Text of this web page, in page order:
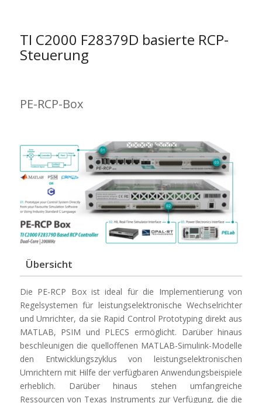
TI C2000 F28379D basierte RCP-
Steuerung
PE-RCP-Box
Übersicht
Die PE-RCP Box ist ideal für die Implementierung von
Regelsystemen für leistungselektronische Wechselrichter
und Umrichter, da sie Rapid Control Prototyping direkt aus
MATLAB, PSIM und PLECS ermöglicht. Darüber hinaus
beschleunigen die quelloffenen MATLAB-Simulink-Modelle
den Entwicklungszyklus von leistungselektronischen
Umrichtern mit Hilfe der verfügbaren Anwendungsbeispiele
erheblich. Darüber hinaus stehen umfangreiche
Ressourcen von Texas Instruments zur Verfügung, die die